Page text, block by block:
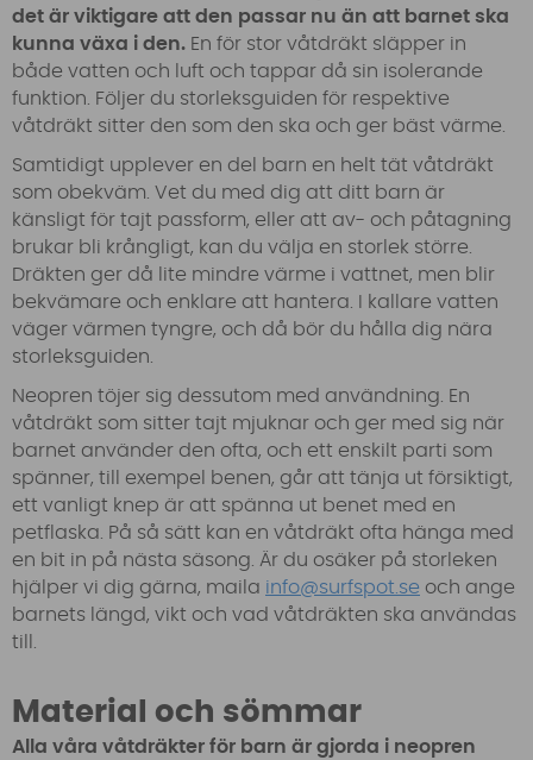
det är viktigare att den passar nu än att barnet ska
kunna växa i den. En för stor våtdräkt släpper in
både vatten och luft och tappar då sin isolerande
funktion. Följer du storleksguiden för respektive
våtdräkt sitter den som den ska och ger bäst värme.
Samtidigt upplever en del barn en helt tät våtdräkt
som obekväm. Vet du med dig att ditt barn är
känsligt för tajt passform, eller att av- och påtagning
brukar bli krångligt, kan du välja en storlek större.
Dräkten ger då lite mindre värme i vattnet, men blir
bekvämare och enklare att hantera. I kallare vatten
väger värmen tyngre, och då bör du hålla dig nära
storleksguiden.
Neopren töjer sig dessutom med användning. En
våtdräkt som sitter tajt mjuknar och ger med sig när
barnet använder den ofta, och ett enskilt parti som
spänner, till exempel benen, går att tänja ut försiktigt,
ett vanligt knep är att spänna ut benet med en
petflaska. På så sätt kan en våtdräkt ofta hänga med
en bit in på nästa säsong. Är du osäker på storleken
hjälper vi dig gärna, maila info@surfspot.se och ange
barnets längd, vikt och vad våtdräkten ska användas
till.
Material och sömmar
Alla våra våtdräkter för barn är gjorda i neopren